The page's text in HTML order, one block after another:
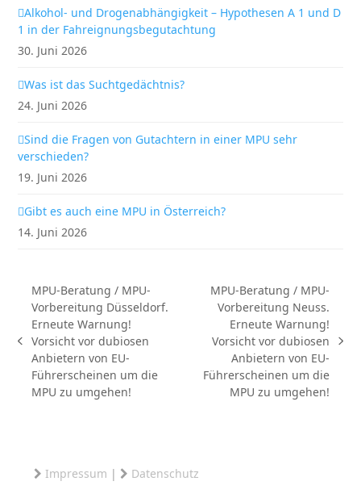
Alkohol- und Drogenabhängigkeit – Hypothesen A 1 und D
1 in der Fahreignungsbegutachtung
30. Juni 2026
Was ist das Suchtgedächtnis?
24. Juni 2026
Sind die Fragen von Gutachtern in einer MPU sehr
verschieden?
19. Juni 2026
Gibt es auch eine MPU in Österreich?
14. Juni 2026
vorheriger
Beitrag:
MPU-Beratung / MPU-
Vorbereitung Düsseldorf.
Erneute Warnung!
Vorsicht vor dubiosen
Anbietern von EU-
Führerscheinen um die
MPU zu umgehen!
Nächster
Beitrag:
MPU-Beratung / MPU-
Vorbereitung Neuss.
Erneute Warnung!
Vorsicht vor dubiosen
Anbietern von EU-
Führerscheinen um die
MPU zu umgehen!
Impressum | Datenschutz